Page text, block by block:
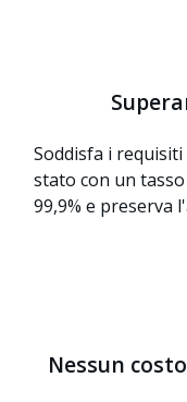
Soddisfa i
stato con un
99,9% e preserva
Nessun